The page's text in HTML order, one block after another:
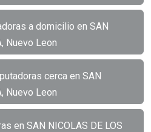
a domicilio en SAN
Nuevo Leon
cerca en SAN
Nuevo Leon
en SAN NICOLAS DE LOS